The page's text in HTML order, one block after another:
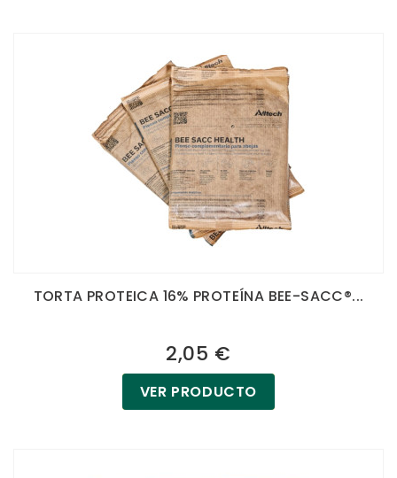
TORTA PROTEICA 16% PROTEÍNA BEE-SACC®...
2,05 €
VER PRODUCTO